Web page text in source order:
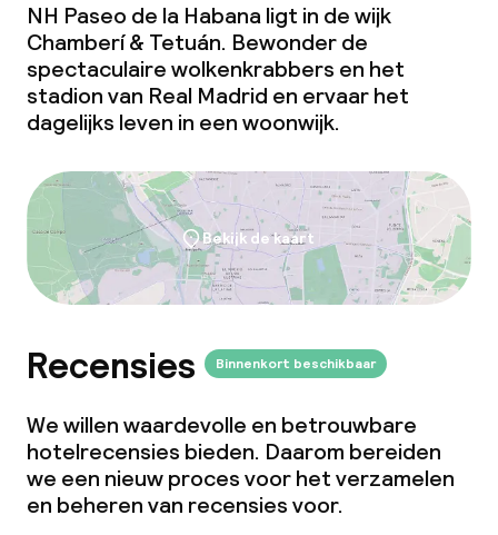
NH Paseo de la Habana ligt in de wijk
Chamberí & Tetuán. Bewonder de
spectaculaire wolkenkrabbers en het
stadion van Real Madrid en ervaar het
dagelijks leven in een woonwijk.
Bekijk de kaart
Recensies Binnenkort beschikbaar
We willen waardevolle en betrouwbare
hotelrecensies bieden. Daarom bereiden
we een nieuw proces voor het verzamelen
en beheren van recensies voor.